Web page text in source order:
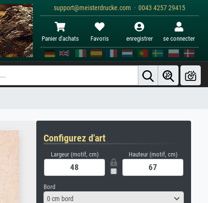
support@meisterdrucke.com · 0043 4257 29415
Panier d'achats Favoris enregistrer se connecter
Configurez d'art
Largeur (motif, cm) Hauteur (motif, cm)
Bord
0 cm bord